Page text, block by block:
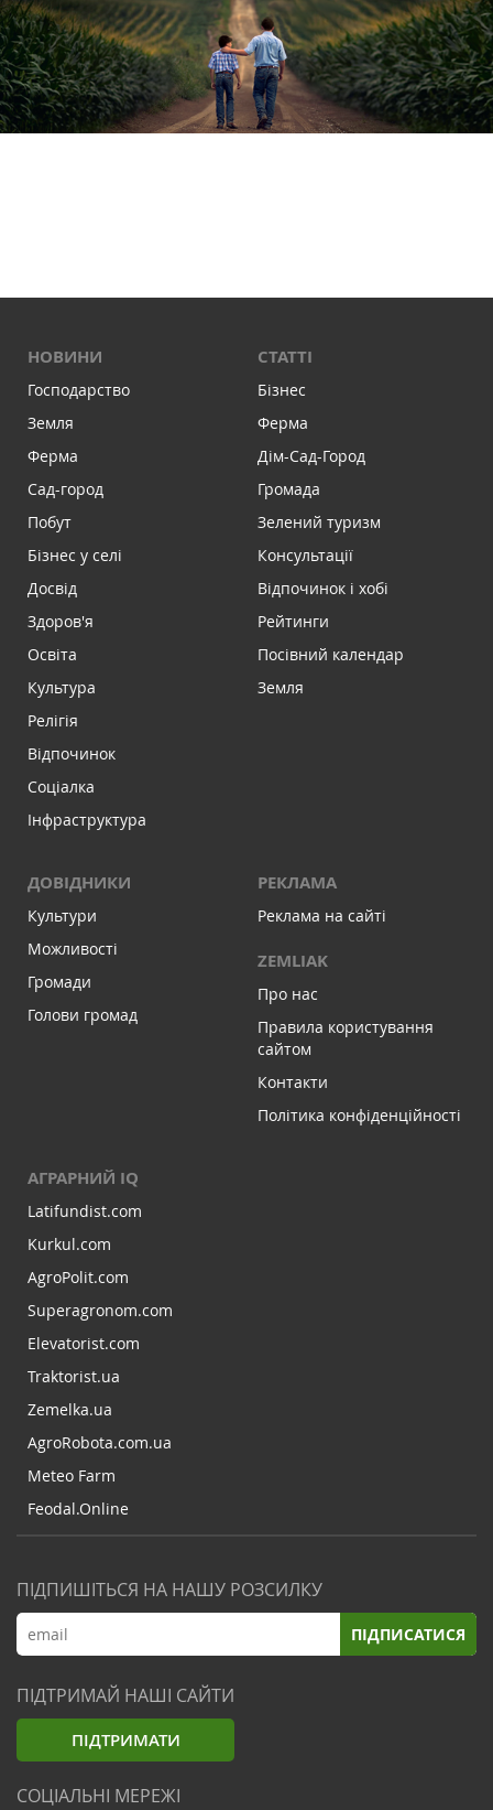
НОВИНИ
Господарство
Земля
Ферма
Сад-город
Побут
Бізнес у селі
Досвід
Здоров'я
Освіта
Культура
Релігія
Відпочинок
Соціалка
Інфраструктура
СТАТТІ
Бізнес
Ферма
Дім-Сад-Город
Громада
Зелений туризм
Консультації
Відпочинок і хобі
Рейтинги
Посівний календар
Земля
ДОВІДНИКИ
Культури
Можливості
Громади
Голови громад
РЕКЛАМА
Реклама на сайті
ZEMLIAK
Про нас
Правила користування
сайтом
Контакти
Політика конфіденційності
АГРАРНИЙ IQ
Latifundist.com
Kurkul.com
AgroPolit.com
Superagronom.com
Elevatorist.com
Traktorist.ua
Zemelka.ua
AgroRobota.com.ua
Meteo Farm
Feodal.Online
ПІДПИШІТЬСЯ НА НАШУ РОЗСИЛКУ
ПІДПИСАТИСЯ
ПІДТРИМАЙ НАШІ САЙТИ
ПІДТРИМАТИ
СОЦІАЛЬНІ МЕРЕЖІ